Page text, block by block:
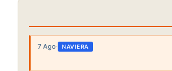
7 Ago· NAVIERA